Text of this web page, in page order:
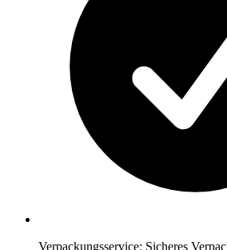
Verpackungsservice: Sicheres